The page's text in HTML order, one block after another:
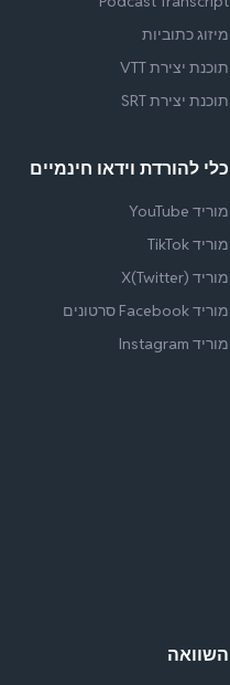
מיזוג כתוביות
תוכנת יצירת VTT
תוכנת יצירת SRT
כלי להורדת וידאו חינמיים
מוריד YouTube
מוריד TikTok
מוריד X(Twitter)
מוריד Facebook סרטונים
מוריד Instagram
השוואה